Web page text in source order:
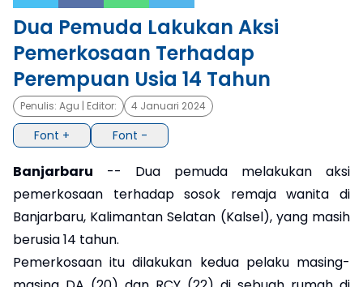
×
Dua Pemuda Lakukan Aksi
Pemerkosaan Terhadap
Perempuan Usia 14 Tahun
Penulis: Agu | Editor: 4 Januari 2024
Font + Font -
Banjarbaru -- Dua pemuda melakukan aksi
pemerkosaan terhadap sosok remaja wanita di
Banjarbaru, Kalimantan Selatan (Kalsel), yang masih
berusia 14 tahun.
Pemerkosaan itu dilakukan kedua pelaku masing-